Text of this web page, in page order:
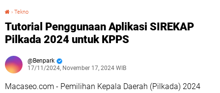
› Tekno
Tutorial Penggunaan Aplikasi SIREKAP
Pilkada 2024 untuk KPPS
Benpark
17/11/2024, November 17, 2024 WIB
Macaseo.com - Pemilihan Kepala Daerah (Pilkada) 2024